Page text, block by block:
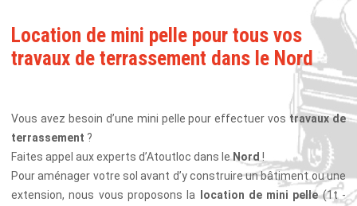
Location de mini pelle pour tous vos
travaux de terrassement dans le Nord
Vous avez besoin d’une mini pelle pour effectuer vos travaux de
terrassement ?
Faites appel aux experts d’Atoutloc dans leNord !
Pour aménager votre sol avant d’y construire un bâtiment ou une
extension, nous vous proposons la
location de mini pelle(1t -